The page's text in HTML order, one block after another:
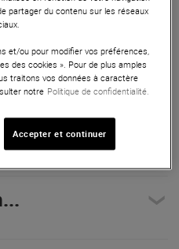
partager du contenu sur les réseaux
et/ou pour modifier vos préférences,
des cookies ». Pour de plus amples
traitons vos données à caractère
notre Politique de confidentialité.
Accepter et continuer